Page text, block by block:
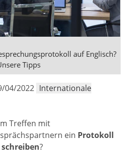
auf Englisch?
Tipps
04/2022 Internationale
Treffen mit
ein Protokoll
?